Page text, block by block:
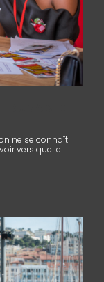
ne se connaît
vers quelle